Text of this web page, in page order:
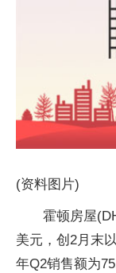
(资料图片)
霍顿房屋
美元，创2月末
年Q2销售额为